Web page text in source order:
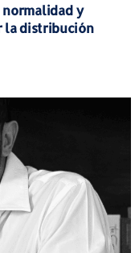
normalidad y
la distribución